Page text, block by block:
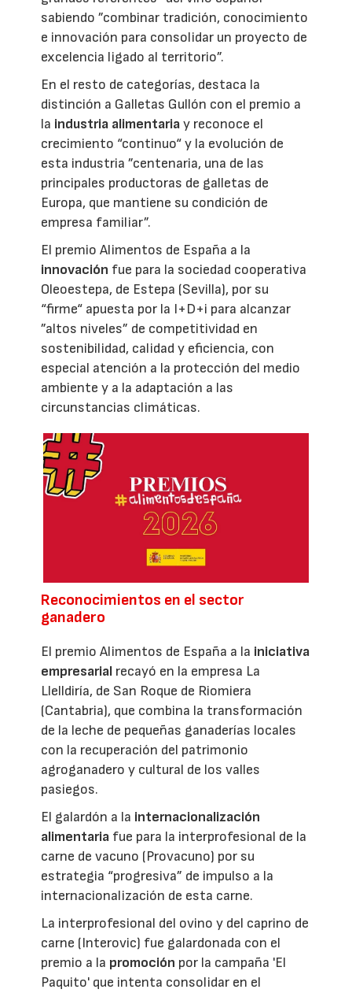
sabiendo ”combinar tradición, conocimiento
e innovación para consolidar un proyecto de
excelencia ligado al territorio”.
En el resto de categorías, destaca la
distinción a Galletas Gullón con el premio a
la industria alimentariay reconoce el
crecimiento “continuo“ y la evolución de
esta industria ”centenaria, una de las
principales productoras de galletas de
Europa, que mantiene su condición de
empresa familiar”.
El premio Alimentos de España a la
innovación fue para la sociedad cooperativa
Oleoestepa, de Estepa (Sevilla), por su
“firme“ apuesta por la I+D+i para alcanzar
”altos niveles” de competitividad en
sostenibilidad, calidad y eficiencia, con
especial atención a la protección del medio
ambiente y a la adaptación a las
circunstancias climáticas.
Reconocimientos en el sector
ganadero
El premio Alimentos de España a la iniciativa
empresarial recayó en la empresa La
Llelldiría, de San Roque de Riomiera
(Cantabria), que combina la transformación
de la leche de pequeñas ganaderías locales
con la recuperación del patrimonio
agroganadero y cultural de los valles
pasiegos.
El galardón a la internacionalización
alimentaria fue para la interprofesional de la
carne de vacuno (Provacuno) por su
estrategia “progresiva” de impulso a la
internacionalización de esta carne.
La interprofesional del ovino y del caprino de
carne (Interovic) fue galardonada con el
premio a la promoción por la campaña 'El
Paquito' que intenta consolidar en el